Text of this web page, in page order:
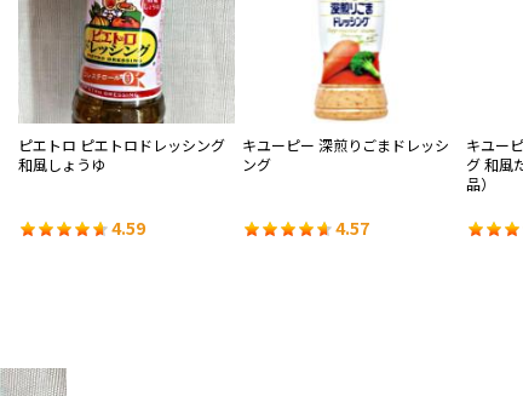
ピエトロ ピエトロドレッシング
和風しょうゆ
4.59
キユーピー 深煎りごまドレッシ
ング
4.57
キユー
グ 和風
品）